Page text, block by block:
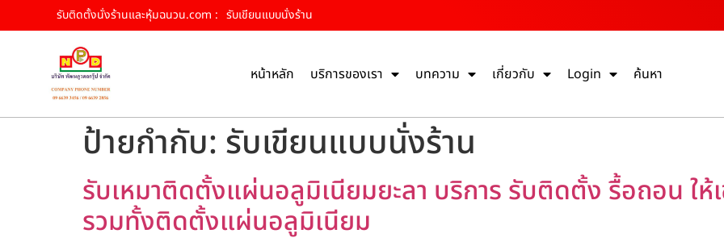
รับติดตั้งนั่งร้านและหุ้มฉนวน.com : รับเขียนแบบนั่งร้าน
หน้าหลัก บริการของเรา บทความ เกี่ยวกับ Login ค้นหา
ป้ายกำกับ: รับเขียนแบบนั่งร้าน
รับเหมาติดตั้งแผ่นอลูมิเนียมยะลา บริการ รับติดตั้ง รื้อถอน ให้
รวมทั้งติดตั้งแผ่นอลูมิเนียม